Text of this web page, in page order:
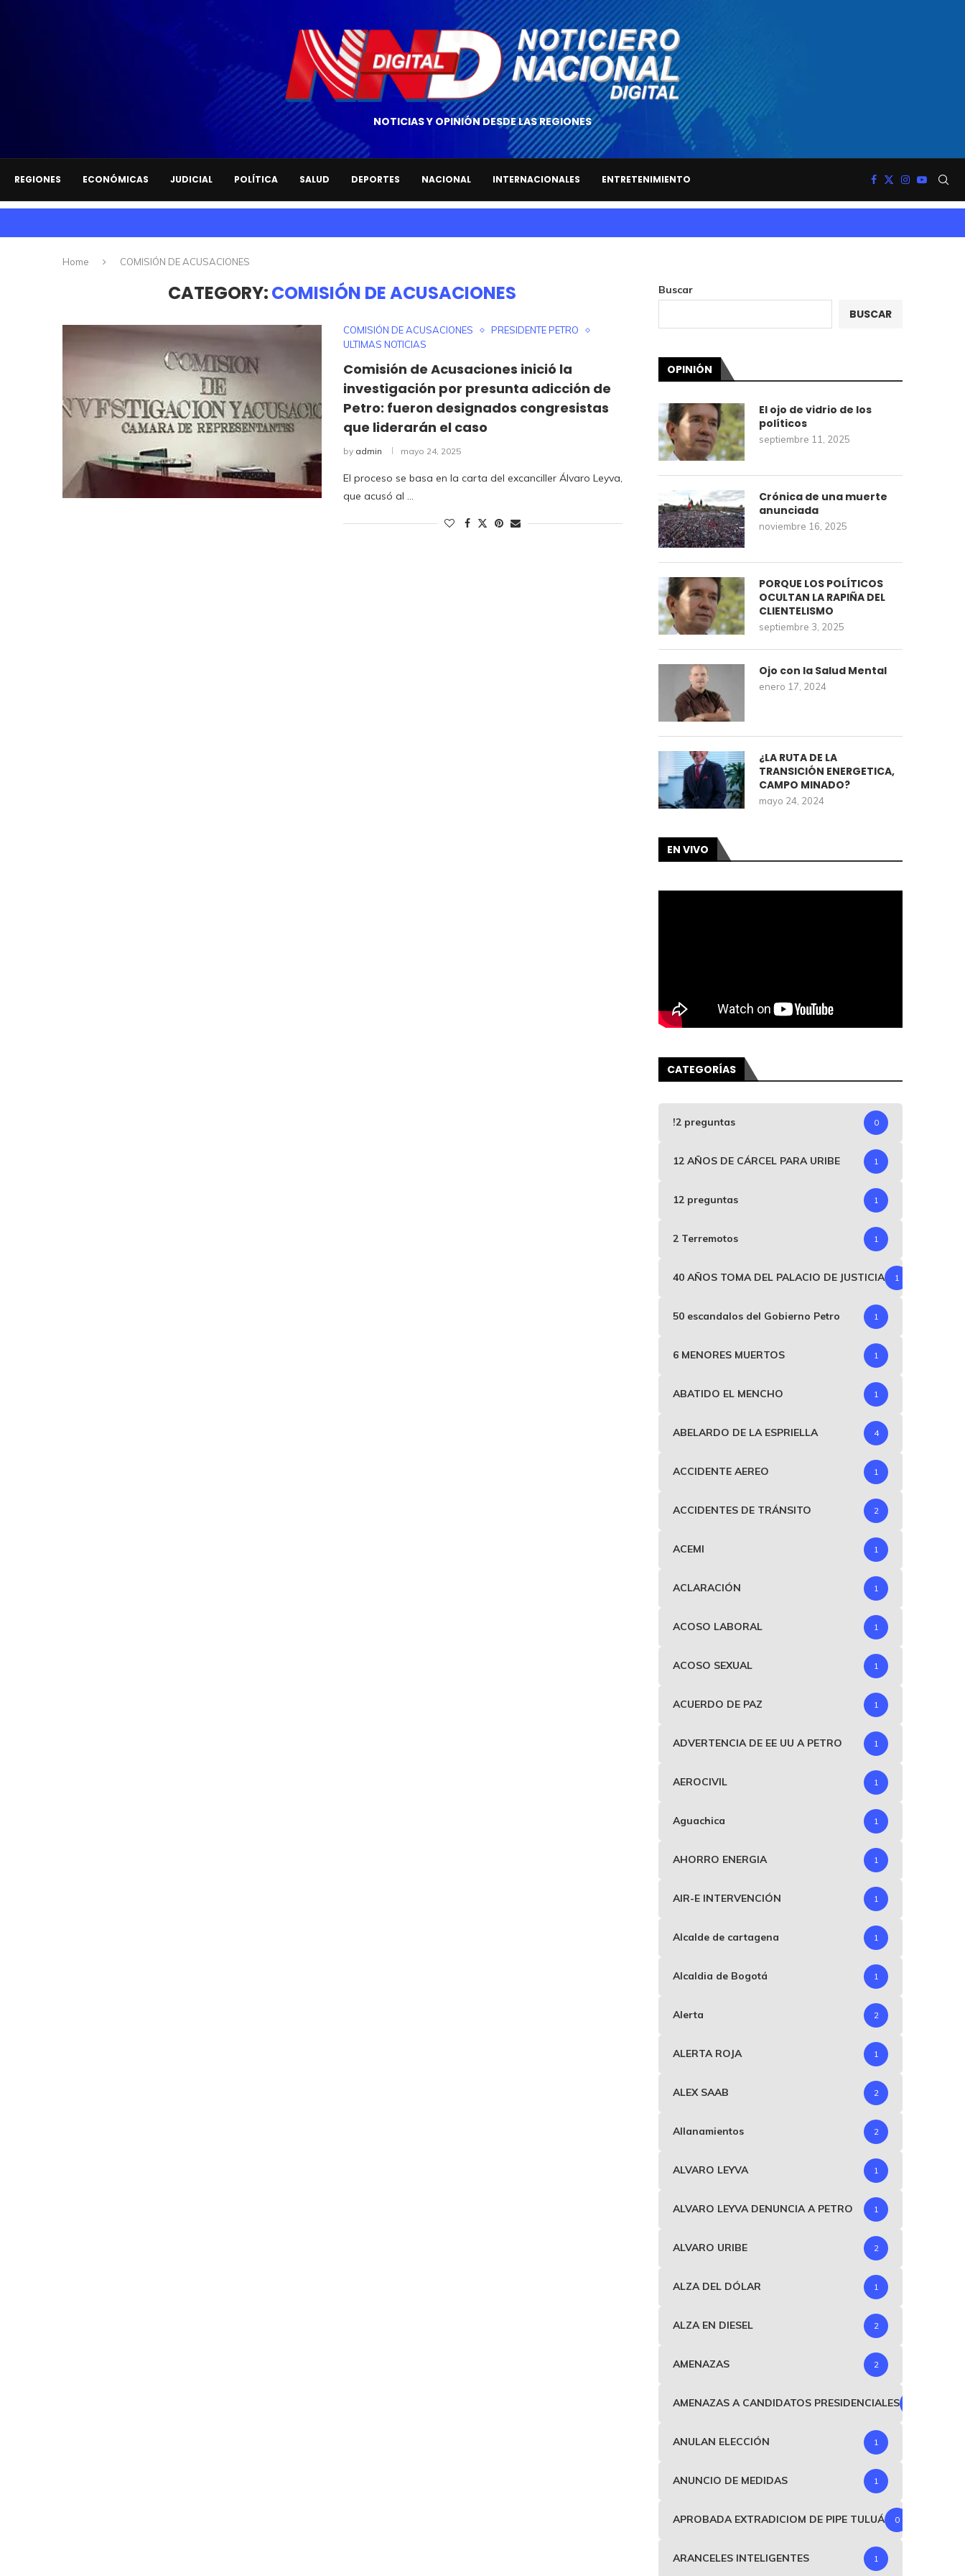
NOTICIAS Y OPINIÓN DESDE LAS REGIONES
REGIONES ECONÓMICAS JUDICIAL POLÍTICA SALUD DEPORTES NACIONAL INTERNACIONALES ENTRETENIMIENTO
Home COMISIÓN DE ACUSACIONES
CATEGORY:COMISIÓN DE ACUSACIONES
COMISIÓN DE ACUSACIONES
PRESIDENTE PETRO
ULTIMAS NOTICIAS
Comisión de Acusaciones inició la
investigación por presunta adicción de
Petro: fueron designados congresistas
que liderarán el caso
by admin mayo 24, 2025
El proceso se basa en la carta del excanciller Álvaro Leyva,
que acusó al …
Buscar
BUSCAR
OPINIÓN
El ojo de vidrio de los
políticos
septiembre 11, 2025
Crónica de una muerte
anunciada
noviembre 16, 2025
PORQUE LOS POLÍTICOS
OCULTAN LA RAPIÑA DEL
CLIENTELISMO
septiembre 3, 2025
Ojo con la Salud Mental
enero 17, 2024
¿LA RUTA DE LA
TRANSICIÓN ENERGETICA,
CAMPO MINADO?
mayo 24, 2024
EN VIVO
CATEGORÍAS
!2 preguntas 0
12 AÑOS DE CÁRCEL PARA URIBE 1
12 preguntas 1
2 Terremotos 1
40 AÑOS TOMA DEL PALACIO DE JUSTICIA 1
50 escandalos del Gobierno Petro 1
6 MENORES MUERTOS 1
ABATIDO EL MENCHO 1
ABELARDO DE LA ESPRIELLA 4
ACCIDENTE AEREO 1
ACCIDENTES DE TRÁNSITO 2
ACEMI 1
ACLARACIÓN 1
ACOSO LABORAL 1
ACOSO SEXUAL 1
ACUERDO DE PAZ 1
ADVERTENCIA DE EE UU A PETRO 1
AEROCIVIL 1
Aguachica 1
AHORRO ENERGIA 1
AIR-E INTERVENCIÓN 1
Alcalde de cartagena 1
Alcaldia de Bogotá 1
Alerta 2
ALERTA ROJA 1
ALEX SAAB 2
Allanamientos 2
ALVARO LEYVA 1
ALVARO LEYVA DENUNCIA A PETRO 1
ALVARO URIBE 2
ALZA DEL DÓLAR 1
ALZA EN DIESEL 2
AMENAZAS 2
AMENAZAS A CANDIDATOS PRESIDENCIALES
ANULAN ELECCIÓN 1
ANUNCIO DE MEDIDAS 1
APROBADA EXTRADICIOM DE PIPE TULUÁ 0
ARANCELES INTELIGENTES 1